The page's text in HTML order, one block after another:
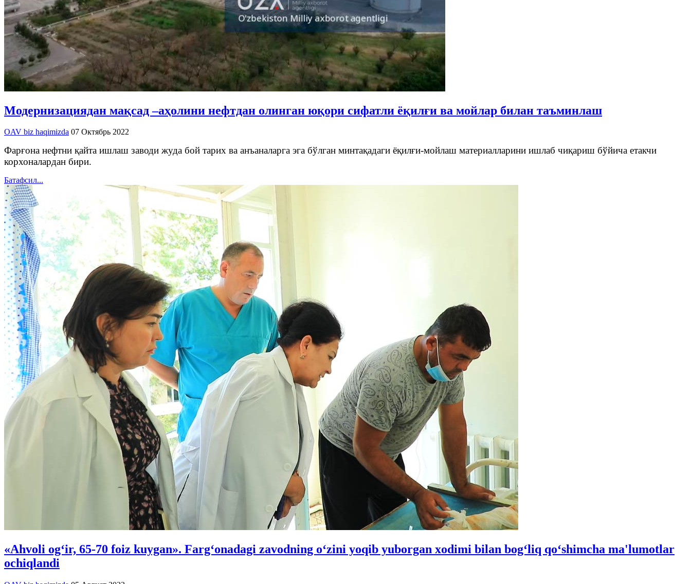
Модернизациядан мақсад –аҳолини нефтдан олинган юқори сифатли ёқилғи ва мойлар билан таъминлаш
OAV biz haqimizda 07 Октябрь 2022
Фарғона нефтни қайта ишлаш заводи жуда бой тарих ва анъаналарга эга бўлган минтақадаги ёқилғи-мойлаш материалларини ишлаб чиқариш бўйича етакчи
корхоналардан бири.
Батафсил...
«Ahvoli og‘ir, 65-70 foiz kuygan». Farg‘onadagi zavodning o‘zini yoqib yuborgan xodimi bilan bog‘liq qo‘shimcha ma'lumotlar
ochiqlandi